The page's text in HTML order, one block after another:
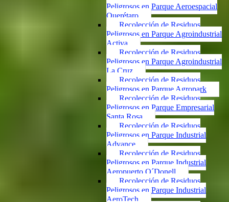
Peligrosos en Parque Aeroespacial
Querétaro
Recolección de Residuos
Peligrosos en Parque Agroindustrial
Activa
Recolección de Residuos
Peligrosos en Parque Agroindustrial
La Cruz
Recolección de Residuos
Peligrosos en Parque Agropark
Recolección de Residuos
Peligrosos en Parque Empresarial
Santa Rosa
Recolección de Residuos
Peligrosos en Parque Industrial
Advance
Recolección de Residuos
Peligrosos en Parque Industrial
Aeropuerto O´Donell
Recolección de Residuos
Peligrosos en Parque Industrial
AeroTech